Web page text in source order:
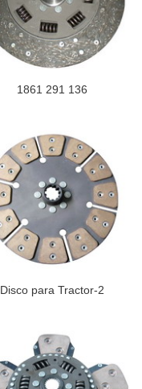
1861 291 136
Disco para Tractor-2